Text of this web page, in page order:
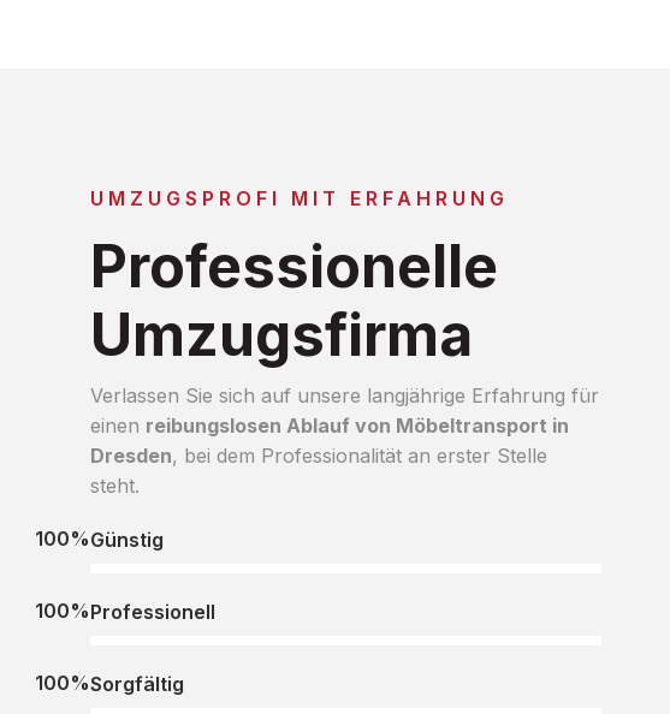
UMZUGSPROFI MIT ERFAHRUNG
Professionelle
Umzugsfirma
Verlassen Sie sich auf unsere langjährige Erfahrung für
einen reibungslosen Ablauf von Möbeltransport in
Dresden, bei dem Professionalität an erster Stelle
steht.
Günstig
100%
Professionell
100%
Sorgfältig
100%